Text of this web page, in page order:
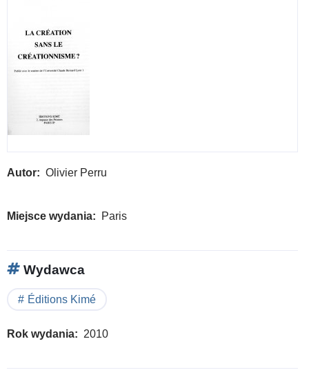
Autor Olivier Perru
Miejsce wydania Paris
Wydawca
Éditions Kimé
Rok wydania 2010